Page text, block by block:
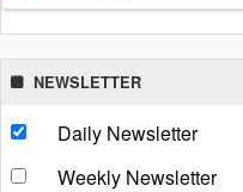
NEWSLETTER
Daily Newsletter
Weekly Newsletter